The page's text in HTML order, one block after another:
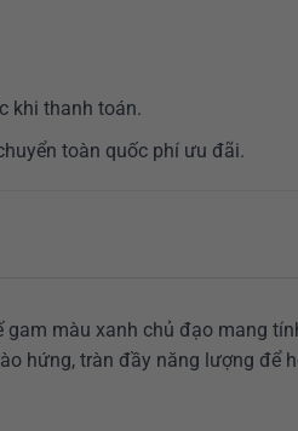
khi thanh toán.
toàn quốc phí ưu đãi.
gam màu xanh chủ đạo mang
hứng, tràn đầy năng lượng để